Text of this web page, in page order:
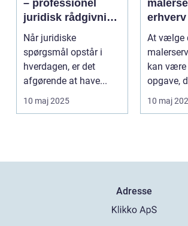
– professionel
juridisk rådgivning
tæt på dig
Når juridiske
spørgsmål opstår i
hverdagen, er det
afgørende at have...
10 maj 2025
erhverv
At vælge
kan være
opgave,
10 maj
Adresse